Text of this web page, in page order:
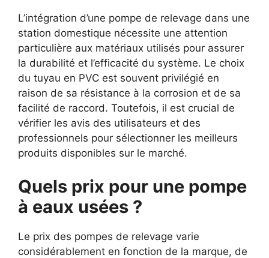
L’intégration d’une pompe de relevage dans une
station domestique nécessite une attention
particulière aux matériaux utilisés pour assurer
la durabilité et l’efficacité du système. Le choix
du tuyau en PVC est souvent privilégié en
raison de sa résistance à la corrosion et de sa
facilité de raccord. Toutefois, il est crucial de
vérifier les avis des utilisateurs et des
professionnels pour sélectionner les meilleurs
produits disponibles sur le marché.
Quels prix pour une pompe
à eaux usées ?
Le prix des pompes de relevage varie
considérablement en fonction de la marque, de